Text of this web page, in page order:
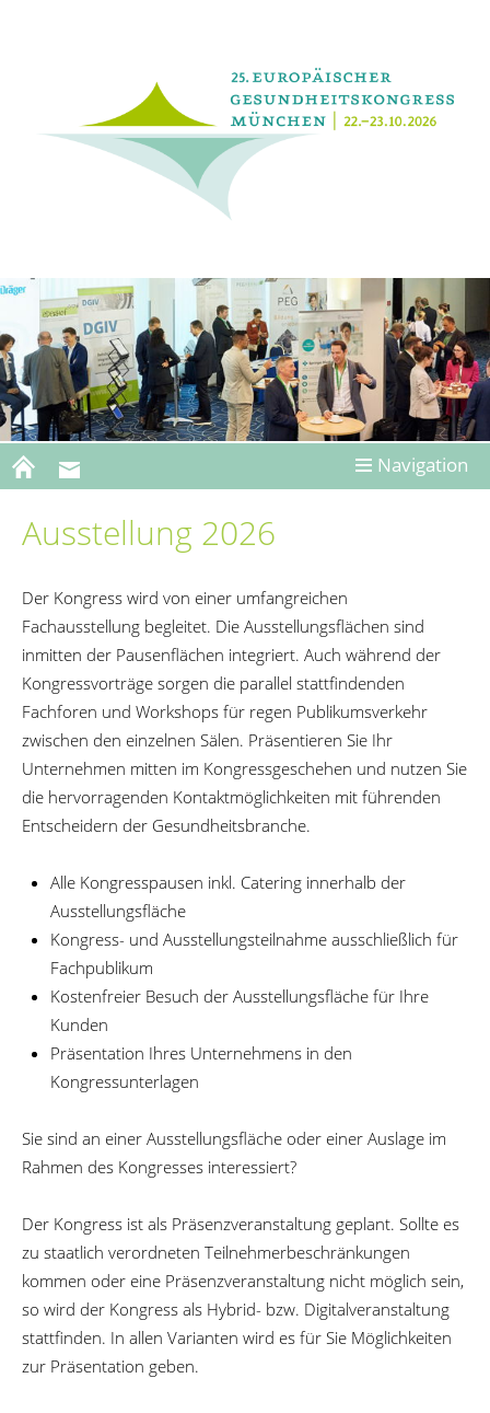
Navigation
Ausstellung 2026
Der Kongress wird von einer umfangreichen
Fachausstellung begleitet. Die Ausstellungsflächen sind
inmitten der Pausenflächen integriert. Auch während der
Kongressvorträge sorgen die parallel stattfindenden
Fachforen und Workshops für regen Publikumsverkehr
zwischen den einzelnen Sälen. Präsentieren Sie Ihr
Unternehmen mitten im Kongressgeschehen und nutzen Sie
die hervorragenden Kontaktmöglichkeiten mit führenden
Entscheidern der Gesundheitsbranche.
Alle Kongresspausen inkl. Catering innerhalb der
Ausstellungsfläche
Kongress- und Ausstellungsteilnahme ausschließlich für
Fachpublikum
Kostenfreier Besuch der Ausstellungsfläche für Ihre
Kunden
Präsentation Ihres Unternehmens in den
Kongressunterlagen
Sie sind an einer Ausstellungsfläche oder einer Auslage im
Rahmen des Kongresses interessiert?
Der Kongress ist als Präsenzveranstaltung geplant. Sollte es
zu staatlich verordneten Teilnehmerbeschränkungen
kommen oder eine Präsenzveranstaltung nicht möglich sein,
so wird der Kongress als Hybrid- bzw. Digitalveranstaltung
stattfinden. In allen Varianten wird es für Sie Möglichkeiten
zur Präsentation geben.